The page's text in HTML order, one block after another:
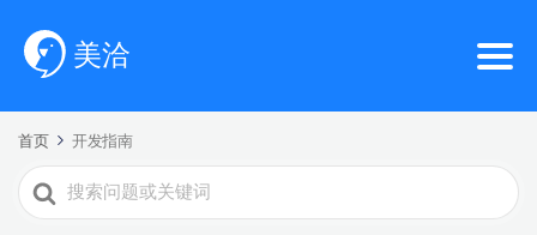
首页 开发指南
Search
For